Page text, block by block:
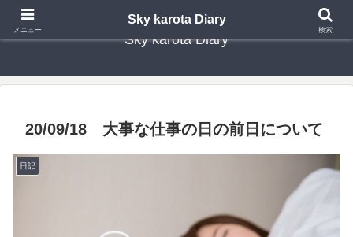
Sky karota Diary
20/09/18 大事な仕事の日の前日について
日記
メニュー
Sky karota Diary
検索